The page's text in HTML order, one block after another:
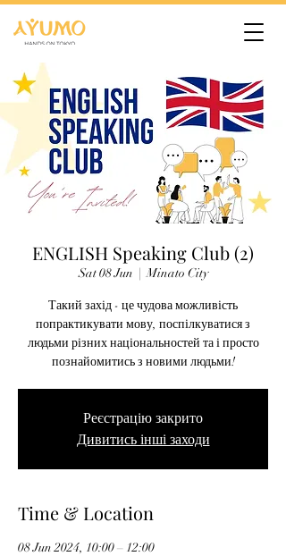
ENGLISH Speaking Club (2)
Sat 08 Jun
  |
Minato City
Такий захід - це чудова можливість
попрактикувати мову, поспілкуватися з
людьми різних національностей та і просто
познайомитись з новими людьми!
Реєстрацію закрито
Дивитись інші заходи
Time & Location
08 Jun 2024, 10:00 – 12:00